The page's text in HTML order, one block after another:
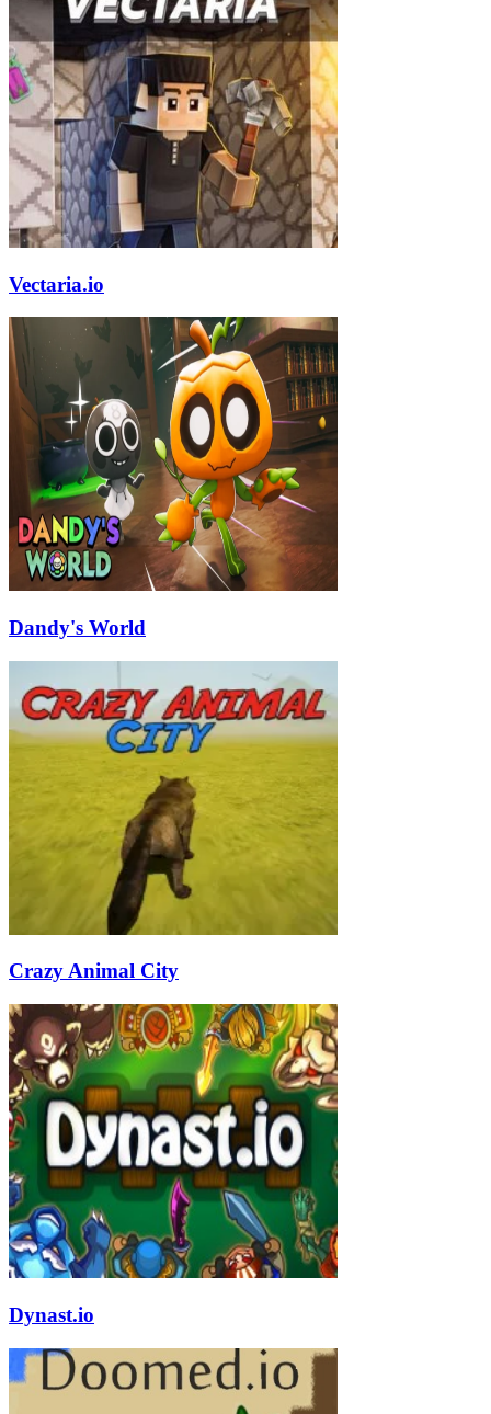
Vectaria.io
Dandy's World
Crazy Animal City
Dynast.io